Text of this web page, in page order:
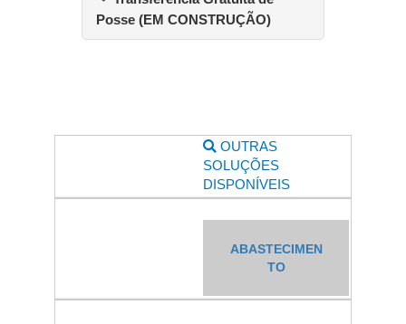
Posse (EM CONSTRUÇÃO)
OUTRAS
SOLUÇÕES
DISPONÍVEIS
ABASTECIMEN
TO